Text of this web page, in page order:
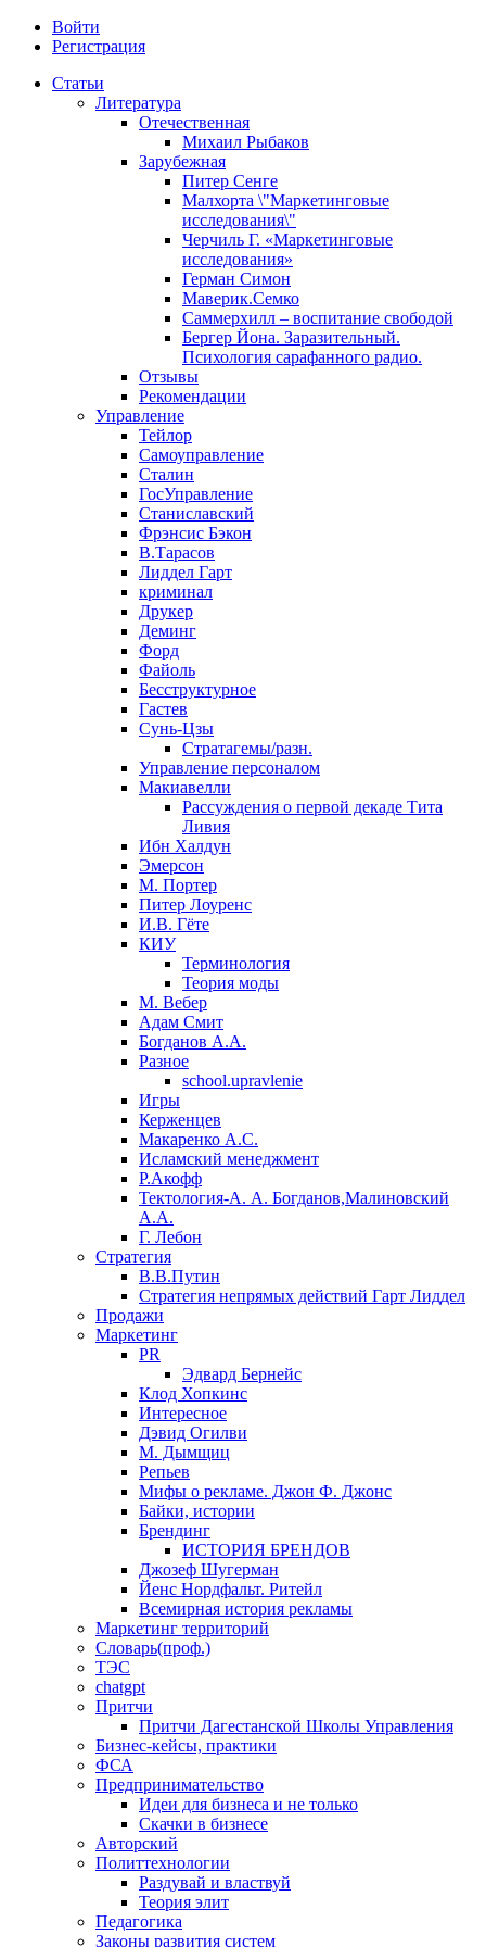
Войти
Регистрация
Статьи
Литература
Отечественная
Михаил Рыбаков
Зарубежная
Питер Сенге
Малхорта \"Маркетинговые
исследования\"
Черчиль Г. «Маркетинговые
исследования»
Герман Симон
Маверик.Семко
Саммерхилл – воспитание свободой
Бергер Йона. Заразительный.
Психология сарафанного радио.
Отзывы
Рекомендации
Управление
Тейлор
Самоуправление
Сталин
ГосУправление
Станиславский
Фрэнсис Бэкон
В.Тарасов
Лиддел Гарт
криминал
Друкер
Деминг
Форд
Файоль
Бесструктурное
Гастев
Сунь-Цзы
Стратагемы/разн.
Управление персоналом
Макиавелли
Рассуждения о первой декаде Тита
Ливия
Ибн Халдун
Эмерсон
М. Портер
Питер Лоуренс
И.В. Гёте
КИУ
Терминология
Теория моды
М. Вебер
Адам Смит
Богданов А.А.
Разное
school.upravlenie
Игры
Керженцев
Макаренко А.С.
Исламский менеджмент
Р.Акофф
Тектология-А. А. Богданов,Малиновский
А.А.
​Г. Лебон
Стратегия
В.В.Путин
​Стратегия непрямых действий Гарт Лиддел
Продажи
Маркетинг
PR
Эдвард Бернейс
Клод Хопкинс
Интересное
Дэвид Огилви
М. Дымщиц
Репьев
Мифы о рекламе. Джон Ф. Джонс
Байки, истории
Брендинг
ИСТОРИЯ БРЕНДОВ
Джозеф Шугерман
​Йенс Нордфальт. Ритейл
Всемирная история рекламы
Маркетинг территорий
Словарь(проф.)
ТЭС
chatgpt
Притчи
Притчи Дагестанской Школы Управления
Бизнес-кейсы, практики
ФСА
Предпринимательство
Идеи для бизнеса и не только
Скачки в бизнесе
Авторский
Политтехнологии
Раздувай и властвуй
Теория элит
​Педагогика
Законы развития систем